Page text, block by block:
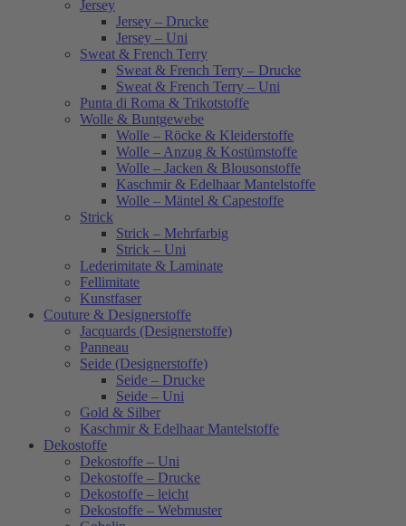
Jersey
Jersey – Drucke
Jersey – Uni
Sweat & French Terry
Sweat & French Terry – Drucke
Sweat & French Terry – Uni
Punta di Roma & Trikotstoffe
Wolle & Buntgewebe
Wolle – Röcke & Kleiderstoffe
Wolle – Anzug & Kostümstoffe
Wolle – Jacken & Blousonstoffe
Kaschmir & Edelhaar Mantelstoffe
Wolle – Mäntel & Capestoffe
Strick
Strick – Mehrfarbig
Strick – Uni
Lederimitate & Laminate
Fellimitate
Kunstfaser
Couture & Designerstoffe
Jacquards (Designerstoffe)
Panneau
Seide (Designerstoffe)
Seide – Drucke
Seide – Uni
Gold & Silber
Kaschmir & Edelhaar Mantelstoffe
Dekostoffe
Dekostoffe – Uni
Dekostoffe – Drucke
Dekostoffe – leicht
Dekostoffe – Webmuster